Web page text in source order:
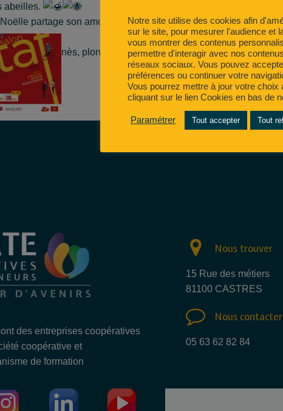
abeilles.
partage son amour pour ces incroyables pollinisateurs,
sonore d’Agnès, plongez dans cet univers bourdonnant et
ruches !
des entreprises coopératives
coopérative et
de formation
Nous trouver
15 Rue des métiers
81100 CASTRES
Nous contacter
05 63 62 82 84
Notre site utilise des cookies afin
sur le site, pour mesurer l'audience et
vous montrer des contenus
permettre d'interagir avec nos
réseaux sociaux. Vous pouvez
préférences ou continuer votre
Vous pourrez mettre à jour votre choix
cliquant sur le lien Cookies en bas de
Paramétrer Tout accepter Tout